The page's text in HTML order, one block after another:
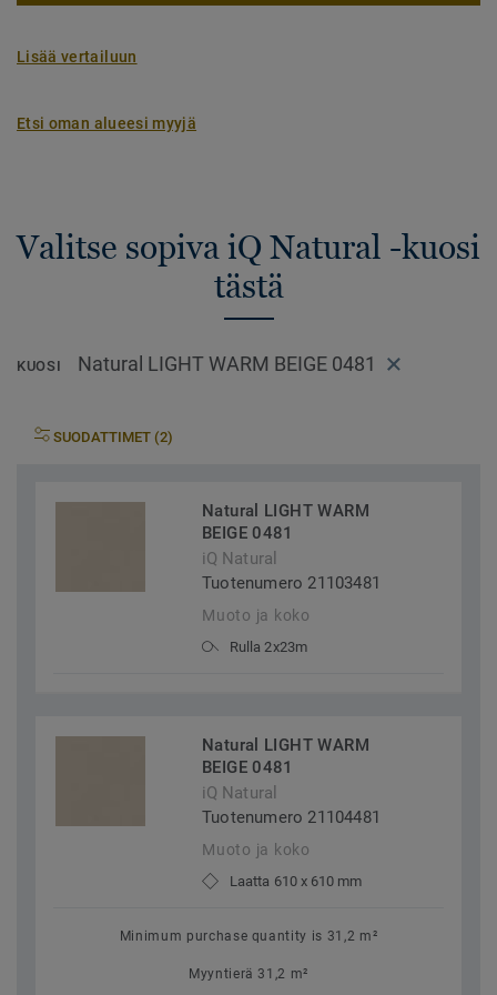
Lisää vertailuun
Etsi oman alueesi myyjä
Valitse sopiva iQ Natural -kuosi
tästä
KUOSI Natural LIGHT WARM BEIGE 0481
SUODATTIMET (2)
Natural LIGHT WARM
BEIGE 0481
iQ Natural
Tuotenumero 21103481
Muoto ja koko
Rulla 2x23m
Natural LIGHT WARM
BEIGE 0481
iQ Natural
Tuotenumero 21104481
Muoto ja koko
Laatta 610 x 610 mm
Minimum purchase quantity is 31,2 m²
Myyntierä 31,2 m²